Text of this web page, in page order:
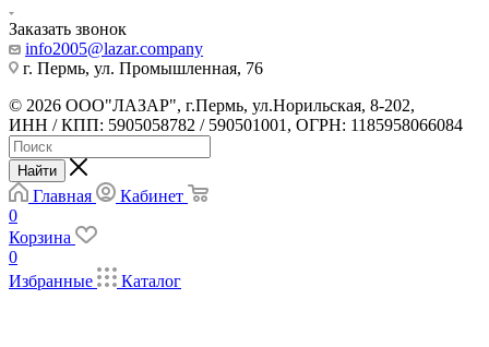
Заказать звонок
info2005@lazar.company
г. Пермь, ул. Промышленная, 76
© 2026 ООО"ЛАЗАР", г.Пермь, ул.Норильская, 8-202,
ИНН / КПП: 5905058782 / 590501001, ОГРН: 1185958066084
Найти
Главная
Кабинет
0
Корзина
0
Избранные
Каталог